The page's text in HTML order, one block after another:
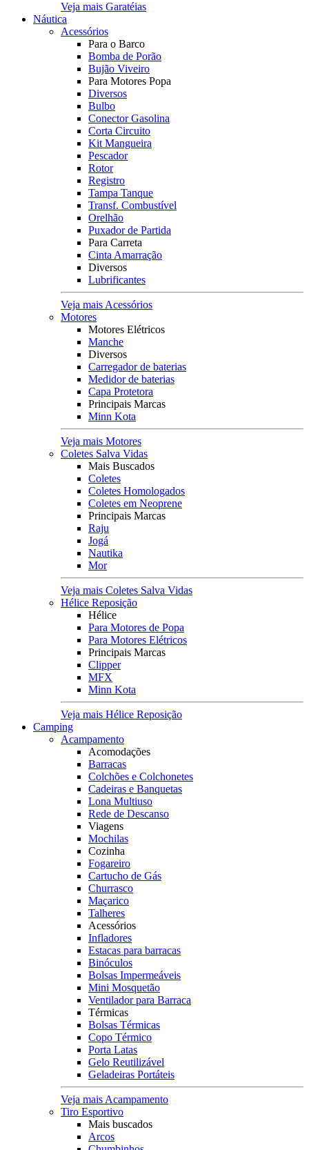
Veja mais Garatéias
Náutica
Acessórios
Para o Barco
Bomba de Porão
Bujão Viveiro
Para Motores Popa
Diversos
Bulbo
Conector Gasolina
Corta Circuito
Kit Mangueira
Pescador
Rotor
Registro
Tampa Tanque
Transf. Combustível
Orelhão
Puxador de Partida
Para Carreta
Cinta Amarração
Diversos
Lubrificantes
Veja mais Acessórios
Motores
Motores Elétricos
Manche
Diversos
Carregador de baterias
Medidor de baterias
Capa Protetora
Principais Marcas
Minn Kota
Veja mais Motores
Coletes Salva Vidas
Mais Buscados
Coletes
Coletes Homologados
Coletes em Neoprene
Principais Marcas
Raju
Jogá
Nautika
Mor
Veja mais Coletes Salva Vidas
Hélice Reposição
Hélice
Para Motores de Popa
Para Motores Elétricos
Principais Marcas
Clipper
MFX
Minn Kota
Veja mais Hélice Reposição
Camping
Acampamento
Acomodações
Barracas
Colchões e Colchonetes
Cadeiras e Banquetas
Lona Multiuso
Rede de Descanso
Viagens
Mochilas
Cozinha
Fogareiro
Cartucho de Gás
Churrasco
Maçarico
Talheres
Acessórios
Infladores
Estacas para barracas
Binóculos
Bolsas Impermeáveis
Mini Mosquetão
Ventilador para Barraca
Térmicas
Bolsas Térmicas
Copo Térmico
Porta Latas
Gelo Reutilizável
Geladeiras Portáteis
Veja mais Acampamento
Tiro Esportivo
Mais buscados
Arcos